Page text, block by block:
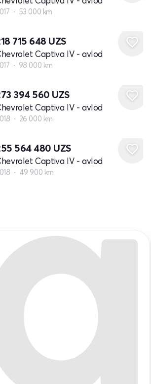
53 000 km
715 648 UZS
Captiva IV - avlod
98 000 km
394 560 UZS
Captiva IV - avlod
26 000 km
564 480 UZS
Captiva IV - avlod
49 900 km